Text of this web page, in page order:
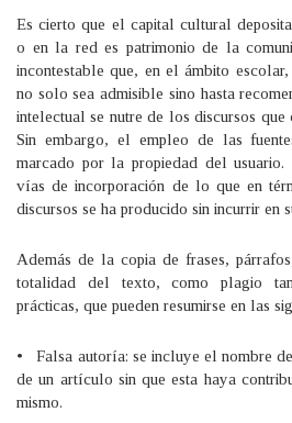
Es cierto que el capital cultural
o en la red es patrimonio de la
incontestable que, en el ámbito
no solo sea admisible sino hasta
intelectual se nutre de los discursos
Sin embargo, el empleo de las
marcado por la propiedad del usuario.
vías de incorporación de lo que en
discursos se ha producido sin incurrir en
Además de la copia de frases,
totalidad del texto, como plagio
prácticas, que pueden resumirse en las
• Falsa autoría: se incluye el nombre
de un artículo sin que esta haya
mismo.